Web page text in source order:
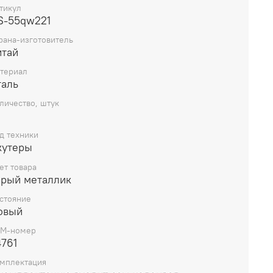
ямаха джог yamaha jog 3KJ/5BM (10мм
Тайвань Ruima
55qw221
изготовитель
штук
техники
товара
металлик
номер